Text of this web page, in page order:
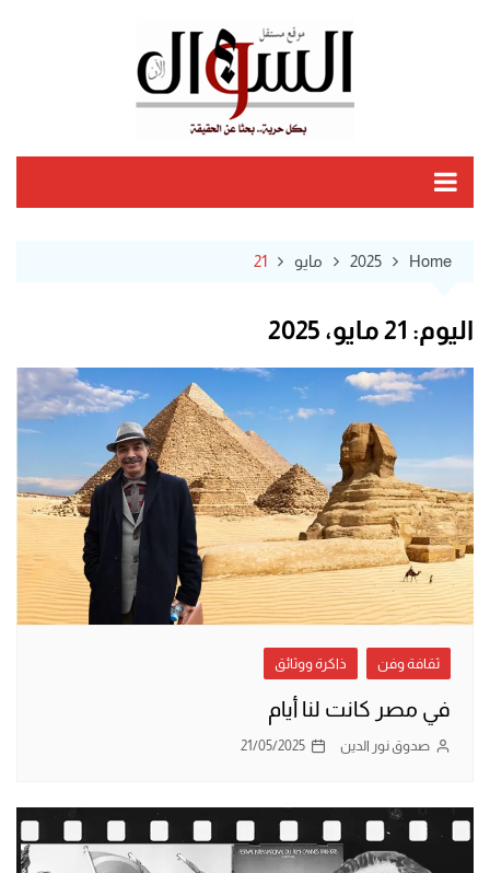
Home
2025 مايو 21
اليوم: 21 مايو، 2025
ثقافة وفن ذاكرة ووثائق
في مصر كانت لنا أيام
صدوق نور الدين 21/05/2025